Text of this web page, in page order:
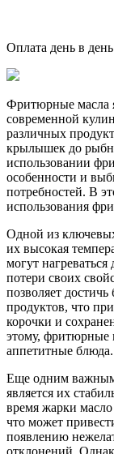
Оплата день в день
Фритюрные масла
современной
различных
крылышек до
использовании
особенности и
потребностей. В
использования
Одной из
их высокая
могут
потери своих
позволяет
продуктов, что
корочки и
этому, фритюрные
аппетитные блюда.
Еще одним
является их
время жарки
что может
появлению
отклонений.